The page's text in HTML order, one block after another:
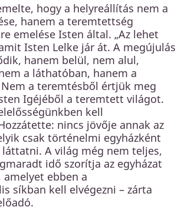
hogy a helyreállítás nem a
hanem a teremtettség
emelése Isten által. „Az lehet
Isten Lelke jár át. A megújulás
hanem belül, nem alul,
a láthatóban, hanem a
a teremtésből értjük meg
Igéjéből a teremtett világot.
kell
nincs jövője annak az
csak történelmi egyházként
A világ még nem teljes,
idő szorítja az egyházat
ebben a
síkban kell elvégezni – zárta